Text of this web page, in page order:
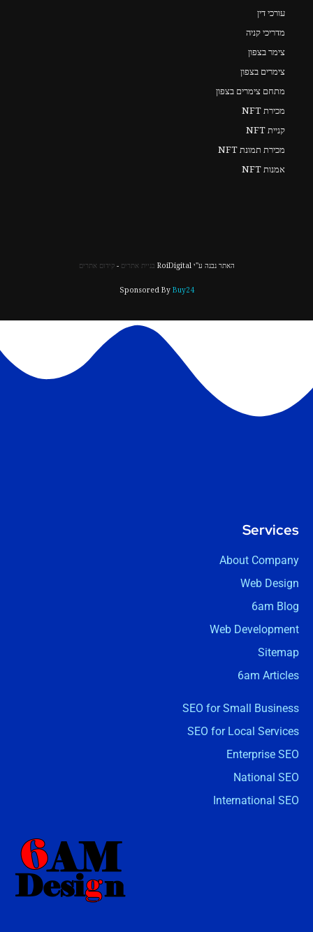
עורכי דין
מדריכי קניה
צימר בצפון
צימרים בצפון
מתחם צימרים בצפון
מכירת NFT
קניית NFT
מכירת תמונת NFT
אמנות NFT
האתר נבנה ע"י RoiDigital בניית אתרים -קידום אתרים
Sponsored By Buy24
Services
About Company
Web Design
6am Blog
Web Development
Sitemap
6am Articles
SEO for Small Business
SEO for Local Services
Enterprise SEO
National SEO
International SEO